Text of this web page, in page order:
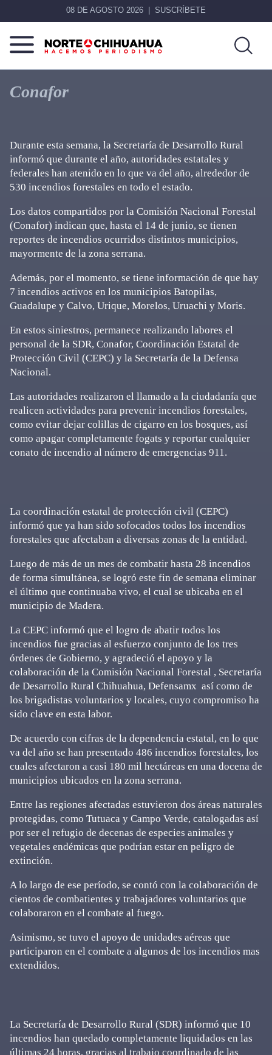
08 DE AGOSTO 2026 SUSCRÍBETE
Norte
De
Chihuahua
Más
que
noticias,
Conafor
Durante esta semana, la Secretaría de Desarrollo Rural
informó que durante el año, autoridades estatales y
federales han atenido en lo que va del año, alrededor de
530 incendios forestales en todo el estado.
Los datos compartidos por la Comisión Nacional Forestal
(Conafor) indican que, hasta el 14 de junio, se tienen
reportes de incendios ocurridos distintos municipios,
mayormente de la zona serrana.
Además, por el momento, se tiene información de que hay
7 incendios activos en los municipios Batopilas,
Guadalupe y Calvo, Urique, Morelos, Uruachi y Moris.
En estos siniestros, permanece realizando labores el
personal de la SDR, Conafor, Coordinación Estatal de
Protección Civil (CEPC) y la Secretaría de la Defensa
Nacional.
Las autoridades realizaron el llamado a la ciudadanía que
realicen actividades para prevenir incendios forestales,
como evitar dejar colillas de cigarro en los bosques, así
como apagar completamente fogats y reportar cualquier
conato de incendio al número de emergencias 911.
La coordinación estatal de protección civil (CEPC)
informó que ya han sido sofocados todos los incendios
forestales que afectaban a diversas zonas de la entidad.
Luego de más de un mes de combatir hasta 28 incendios
de forma simultánea, se logró este fin de semana eliminar
el último que continuaba vivo, el cual se ubicaba en el
municipio de Madera.
La CEPC informó que el logro de abatir todos los
incendios fue gracias al esfuerzo conjunto de los tres
órdenes de Gobierno, y agradeció el apoyo y la
colaboración de la Comisión Nacional Forestal , Secretaría
de Desarrollo Rural Chihuahua, Defensamx así como de
los brigadistas voluntarios y locales, cuyo compromiso ha
sido clave en esta labor.
De acuerdo con cifras de la dependencia estatal, en lo que
va del año se han presentado 486 incendios forestales, los
cuales afectaron a casi 180 mil hectáreas en una docena de
municipios ubicados en la zona serrana.
Entre las regiones afectadas estuvieron dos áreas naturales
protegidas, como Tutuaca y Campo Verde, catalogadas así
por ser el refugio de decenas de especies animales y
vegetales endémicas que podrían estar en peligro de
extinción.
A lo largo de ese período, se contó con la colaboración de
cientos de combatientes y trabajadores voluntarios que
colaboraron en el combate al fuego.
Asimismo, se tuvo el apoyo de unidades aéreas que
participaron en el combate a algunos de los incendios mas
extendidos.
La Secretaría de Desarrollo Rural (SDR) informó que 10
incendios han quedado completamente liquidados en las
últimas 24 horas, gracias al trabajo coordinado de las